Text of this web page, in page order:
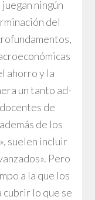
ningún
del
ahorro y la
un tanto ad-
de
de los
suelen incluir
Pero
a la que los
lo que se